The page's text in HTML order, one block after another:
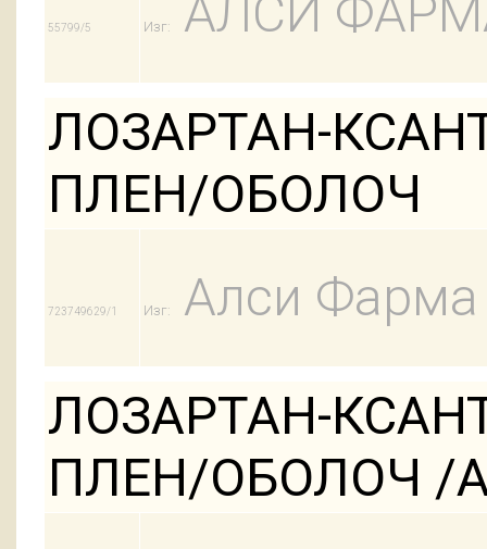
55799/5 Изг:
АЛСИ
ЛОЗАРТАН-
ПЛЕН/ОБОЛОЧ
723749629/1 Изг:
Алси
ЛОЗАРТАН-
ПЛЕН/ОБОЛОЧ /